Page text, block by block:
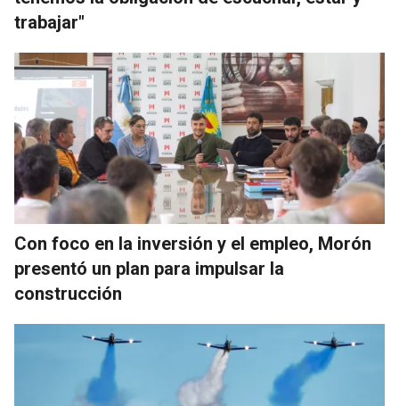
trabajar"
Con foco en la inversión y el empleo, Morón
presentó un plan para impulsar la
construcción